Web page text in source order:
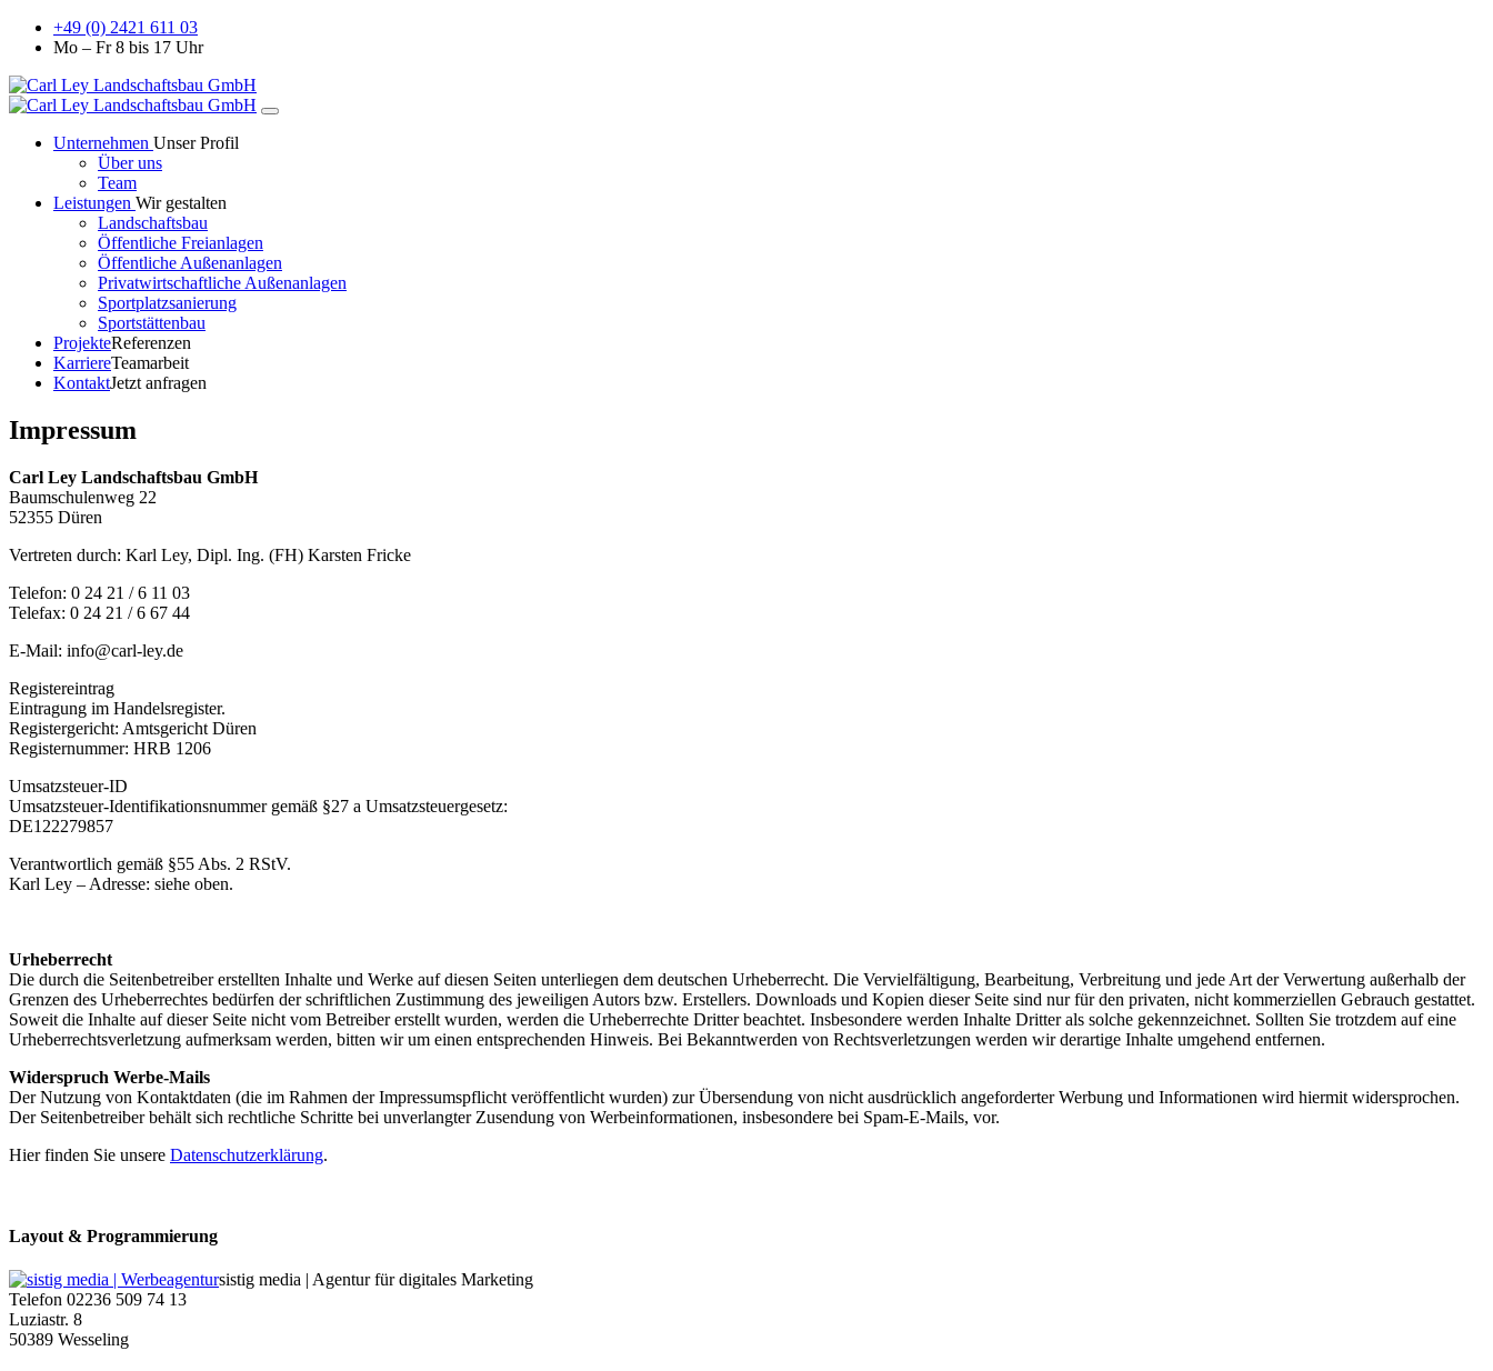
+49 (0) 2421 611 03
Mo – Fr 8 bis 17 Uhr
Unternehmen Unser Profil
Über uns
Team
Leistungen Wir gestalten
Landschaftsbau
Öffentliche Freianlagen
Öffentliche Außenanlagen
Privatwirtschaftliche Außenanlagen
Sportplatzsanierung
Sportstättenbau
ProjekteReferenzen
KarriereTeamarbeit
KontaktJetzt anfragen
Impressum
Carl Ley Landschaftsbau GmbH
Baumschulenweg 22
52355 Düren
Vertreten durch: Karl Ley, Dipl. Ing. (FH) Karsten Fricke
Telefon: 0 24 21 / 6 11 03
Telefax: 0 24 21 / 6 67 44
E-Mail: info@carl-ley.de
Registereintrag
Eintragung im Handelsregister.
Registergericht: Amtsgericht Düren
Registernummer: HRB 1206
Umsatzsteuer-ID
Umsatzsteuer-Identifikationsnummer gemäß §27 a Umsatzsteuergesetz:
DE122279857
Verantwortlich gemäß §55 Abs. 2 RStV.
Karl Ley – Adresse: siehe oben.
Urheberrecht
Die durch die Seitenbetreiber erstellten Inhalte und Werke auf diesen Seiten unterliegen dem deutschen Urheberrecht. Die Vervielfältigung, Bearbeitung, Verbreitung und jede Art der Verwertung außerhalb der
Grenzen des Urheberrechtes bedürfen der schriftlichen Zustimmung des jeweiligen Autors bzw. Erstellers. Downloads und Kopien dieser Seite sind nur für den privaten, nicht kommerziellen Gebrauch gestattet.
Soweit die Inhalte auf dieser Seite nicht vom Betreiber erstellt wurden, werden die Urheberrechte Dritter beachtet. Insbesondere werden Inhalte Dritter als solche gekennzeichnet. Sollten Sie trotzdem auf eine
Urheberrechtsverletzung aufmerksam werden, bitten wir um einen entsprechenden Hinweis. Bei Bekanntwerden von Rechtsverletzungen werden wir derartige Inhalte umgehend entfernen.
Widerspruch Werbe-Mails
Der Nutzung von Kontaktdaten (die im Rahmen der Impressumspflicht veröffentlicht wurden) zur Übersendung von nicht ausdrücklich angeforderter Werbung und Informationen wird hiermit widersprochen.
Der Seitenbetreiber behält sich rechtliche Schritte bei unverlangter Zusendung von Werbeinformationen, insbesondere bei Spam-E-Mails, vor.
Hier finden Sie unsere Datenschutzerklärung.
Layout & Programmierung
sistig media | Agentur für digitales Marketing
Telefon 02236 509 74 13
Luziastr. 8
50389 Wesseling